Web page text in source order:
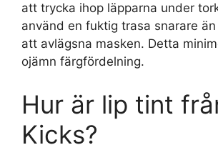
att trycka ihop läpparna under
använd en fuktig trasa snarare
att avlägsna masken. Detta
ojämn färgfördelning.
Hur är lip tint
Kicks?